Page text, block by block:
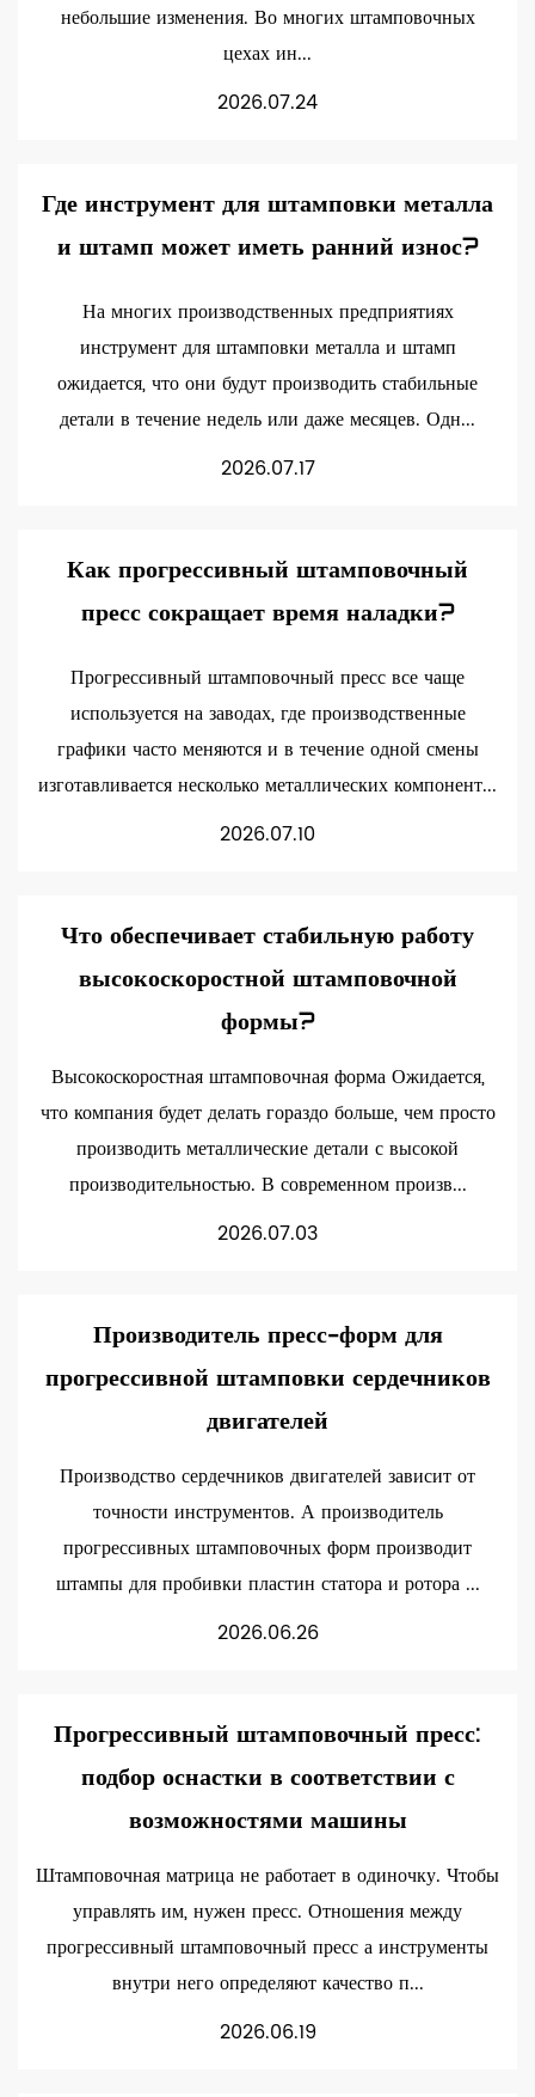
небольшие изменения. Во многих штамповочных
цехах ин...
2026.07.24
Где инструмент для штамповки металла
и штамп может иметь ранний износ?
На многих производственных предприятиях
инструмент для штамповки металла и штамп
ожидается, что они будут производить стабильные
детали в течение недель или даже месяцев. Одн...
2026.07.17
Как прогрессивный штамповочный
пресс сокращает время наладки?
Прогрессивный штамповочный пресс все чаще
используется на заводах, где производственные
графики часто меняются и в течение одной смены
изготавливается несколько металлических компонент...
2026.07.10
Что обеспечивает стабильную работу
высокоскоростной штамповочной
формы?
Высокоскоростная штамповочная форма Ожидается,
что компания будет делать гораздо больше, чем просто
производить металлические детали с высокой
производительностью. В современном произв...
2026.07.03
Производитель пресс-форм для
прогрессивной штамповки сердечников
двигателей
Производство сердечников двигателей зависит от
точности инструментов. А производитель
прогрессивных штамповочных форм производит
штампы для пробивки пластин статора и ротора ...
2026.06.26
Прогрессивный штамповочный пресс:
подбор оснастки в соответствии с
возможностями машины
Штамповочная матрица не работает в одиночку. Чтобы
управлять им, нужен пресс. Отношения между
прогрессивный штамповочный пресс а инструменты
внутри него определяют качество п...
2026.06.19